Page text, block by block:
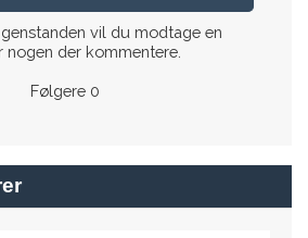
vil du modtage en
nogen der kommentere.
Følgere 0